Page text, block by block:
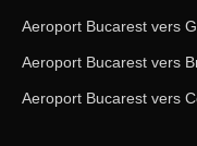
Aeroport Bucarest vers
Aeroport Bucarest vers
Aeroport Bucarest vers